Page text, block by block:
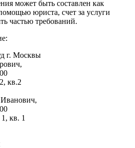
может быть составлен как
юриста, счет за услуги
частью требований.
г. Москвы
кв.2
кв. 1